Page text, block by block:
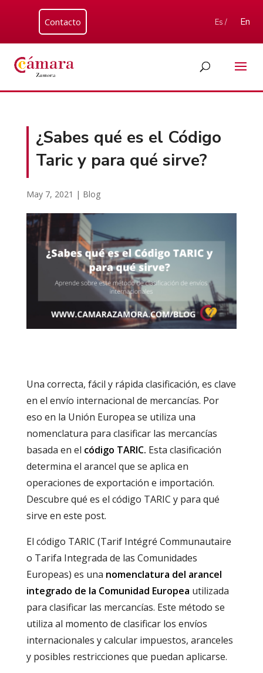
Contacto Es / En
¿Sabes qué es el Código
Taric y para qué sirve?
May 7, 2021 | Blog
Una correcta, fácil y rápida clasificación, es clave
en el envío internacional de mercancías. Por
eso en la Unión Europea se utiliza una
nomenclatura para clasificar las mercancías
basada en el código TARIC. Esta clasificación
determina el arancel que se aplica en
operaciones de exportación e importación.
Descubre qué es el código TARIC y para qué
sirve en este post.
El código TARIC (Tarif Intégré Communautaire
o Tarifa Integrada de las Comunidades
Europeas) es una nomenclatura del arancel
integrado de la Comunidad Europea utilizada
para clasificar las mercancías. Este método se
utiliza al momento de clasificar los envíos
internacionales y calcular impuestos, aranceles
y posibles restricciones que puedan aplicarse.